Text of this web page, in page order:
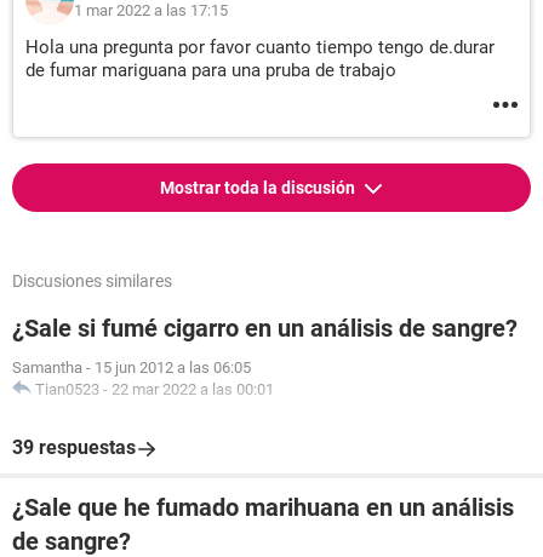
1 mar 2022 a las 17:15
Hola una pregunta por favor cuanto tiempo tengo de.durar
de fumar mariguana para una pruba de trabajo
Mostrar toda la discusión
Discusiones similares
¿Sale si fumé cigarro en un análisis de sangre?
Samantha - 15 jun 2012 a las 06:05
Tian0523 - 22 mar 2022 a las 00:01
39 respuestas
¿Sale que he fumado marihuana en un análisis
de sangre?